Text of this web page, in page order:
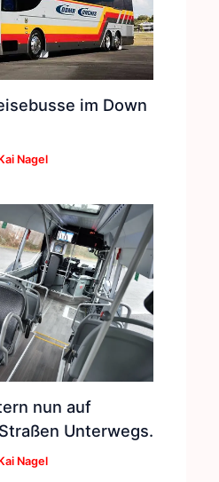
im Down
Nagel
nun auf
Unterwegs.
Nagel